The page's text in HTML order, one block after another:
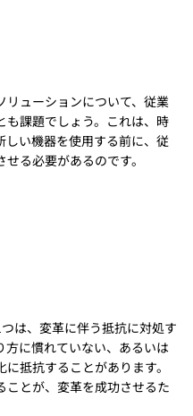
リューションについて、従業
も課題でしょう。これは、時
しい機器を使用する前に、従
る必要があるのです。
は、変革に伴う抵抗に対処す
方に慣れていない、あるいは
抵抗することがあります。
ことが、変革を成功させるた